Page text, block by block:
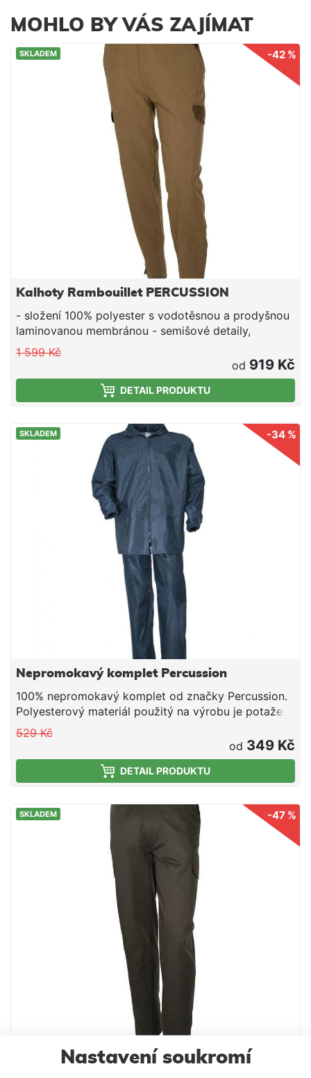
Nastavení soukromí
MOHLO BY VÁS ZAJÍMAT
SKLADEM -42 %
Kalhoty Rambouillet PERCUSSION
- složení 100% polyester s vodotěsnou a prodyšnou
laminovanou membránou - semišové detaily,
gravírované knoflíky - 7 kapes včetně kapsy na nůž
- neklouzavý elastický pas - zipy na kotnících
1 599 Kč
od 919 Kč
DETAIL PRODUKTU
SKLADEM -34 %
Nepromokavý komplet Percussion
100% nepromokavý komplet od značky Percussion.
Polyesterový materiál použitý na výrobu je potažen
PVC vrstvou, která dokonale chrání před deštěm.
Bunda je opatřena dvěmi kapsami a kalhaty
stahovacím pásem.
529 Kč
od 349 Kč
DETAIL PRODUKTU
SKLADEM -47 %
Kalhoty Savane PERCUSSION